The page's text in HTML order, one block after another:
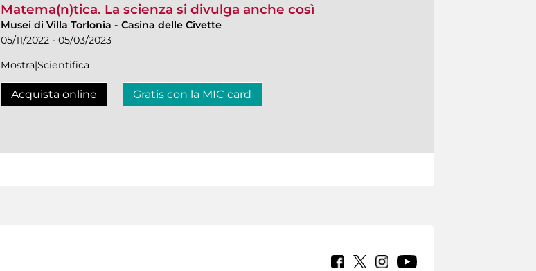
Matema(n)tica. La scienza si divulga anche così
Musei di Villa Torlonia - Casina delle Civette
05/11/2022 - 05/03/2023
Mostra|Scientifica
Acquista online Gratis con la MIC card